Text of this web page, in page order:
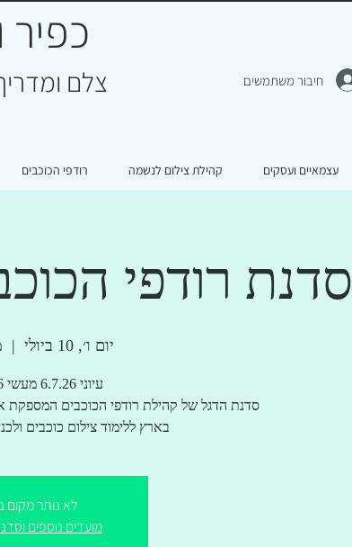
כפיר
צלם חיבור משתמשים
עצמאיים ועסקים קהילת צילום לנשמה רודפי הכוכבים
סדנת רודפי
יום ו׳, 10 ביולי
  |
סדנת הדגל של קהילת רודפי הכוכבים המספקת
בארץ ללימוד צילום כוכבים
לא נותר מקום
מועדים נוספים